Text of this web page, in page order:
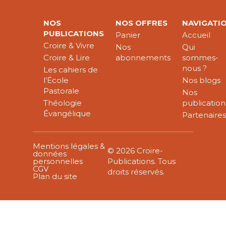
NOS
PUBLICATIONS
Croire & Vivre
Croire & Lire
Les cahiers de
l’École
Pastorale
Théologie
Évangélique
NOS OFFRES
Panier
Nos
abonnements
Accueil
Qui
sommes-
nous ?
Nos blogs
Nos
Partenaires
Mentions légales &
données
personnelles
CGV
Plan du site
© 2026 Croire-
Publications. Tous
droits réservés.